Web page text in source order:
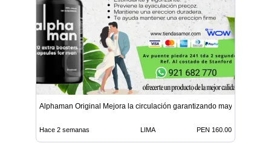
Alphaman Original Mejora la circulación garantizando mayor
Hace 2 semanas LIMA PEN 160.00